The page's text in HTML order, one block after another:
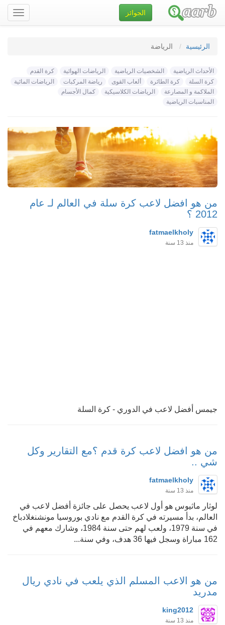
تصفح
الموقع
الجوائز
الرئيسية الرياضة
الأحداث الرياضية الشخصيات الرياضية الرياضات الهوائية
كرة القدم
كرة السلة
كرة الطائرة ألعاب القوى رياضة المركبات
الرياضات المائية
الملاكمة و المصارعة
الرياضات الكلاسيكية
كمال الأجسام
المناسبات الرياضية
من هو افضل لاعب كرة سلة في العالم لـ عام
2012 ؟
fatmaelkholy
منذ 13 سنة
جيمس أفضل لاعب في الدوري - كرة السلة
من هو افضل لاعب كرة قدم ؟مع التقارير وكل
شي ..
fatmaelkholy
منذ 13 سنة
لوثار ماثيوس هو أول لاعب يحصل على جائزة أفضل لاعب في
العالم، بدأ مسيرته في كرة القدم مع نادي بوروسيا مونشنغلادباخ
في سنة 1979، ولعب لهم حتى سنة 1984، وشارك معهم في
162 مباراة وسجل فيها 36 هدف، وفي سنة...
من هو الاعب المسلم الذي يلعب في نادي ريال
مدريد
king2012
منذ 13 سنة